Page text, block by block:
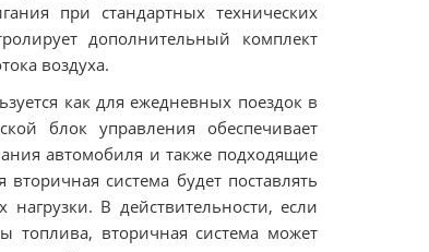
при стандартных технических
дополнительный комплект
воздуха.
как для ежедневных поездок в
блок управления обеспечивает
автомобиля и также подходящие
система будет поставлять
В действительности, если
топлива, вторичная система может